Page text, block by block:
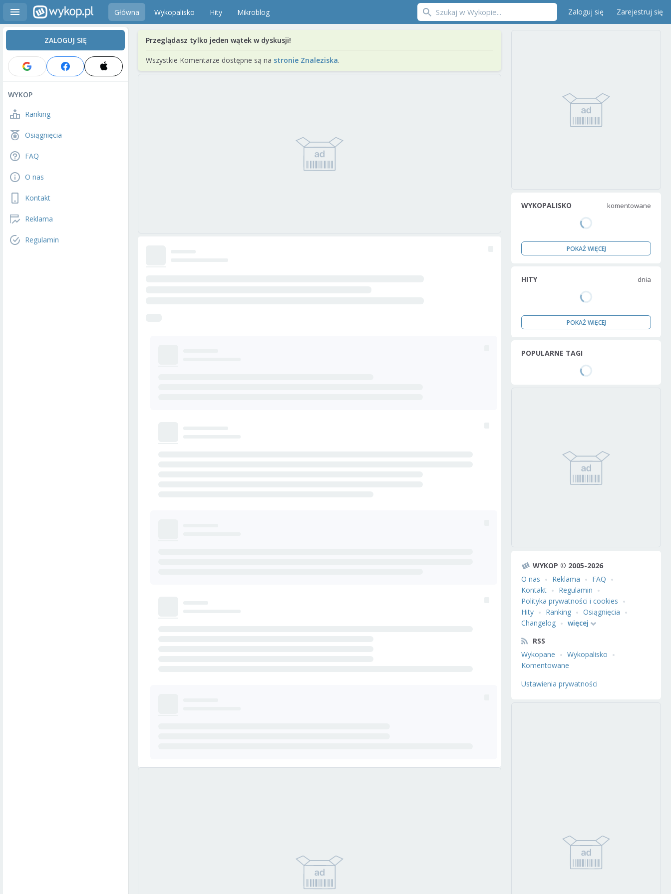
Główna Wykopalisko Hity Mikroblog Zaloguj się Zarejestruj się
ZALOGUJ SIĘ
WYKOP
Ranking
Osiągnięcia
FAQ
O nas
Kontakt
Reklama
Regulamin
Przeglądasz tylko jeden wątek w dyskusji!
Wszystkie Komentarze dostępne są na stronie Znaleziska.
WYKOPALISKO komentowane
POKAŻ WIĘCEJ
HITY dnia
POKAŻ WIĘCEJ
POPULARNE TAGI
WYKOP © 2005-2026
O nas
Reklama
FAQ
Kontakt
Regulamin
Polityka prywatności i cookies
Hity
Ranking
Osiągnięcia
Changelog
więcej
RSS
Wykopane
Wykopalisko
Komentowane
Ustawienia prywatności